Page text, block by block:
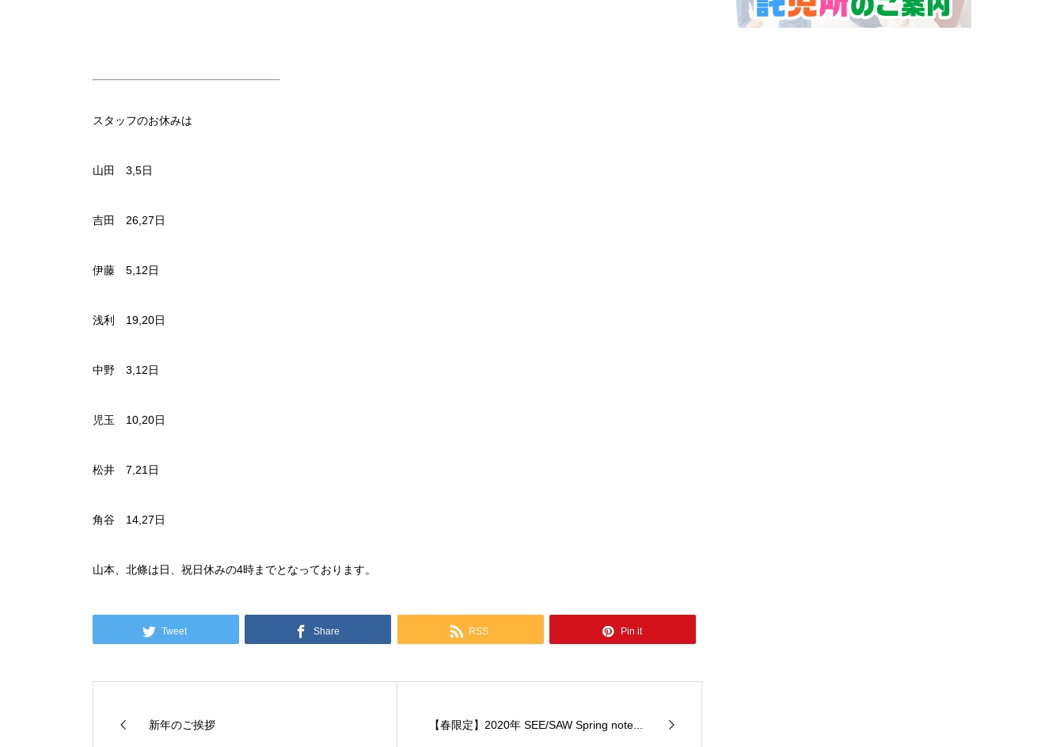
スタッフのお休みは
山田 3,5日
吉田 26,27日
伊藤 5,12日
浅利 19,20日
中野 3,12日
児玉 10,20日
松井 7,21日
角谷 14,27日
山本、北條は日、祝日休みの4時までとなっております。
Tweet Share RSS Pin it
新年のご挨拶 【春限定】2020年 SEE/SAW Spring note...